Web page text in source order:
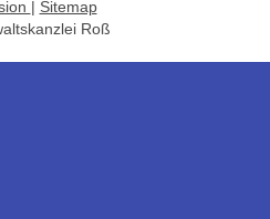
| Sitemap
Roß